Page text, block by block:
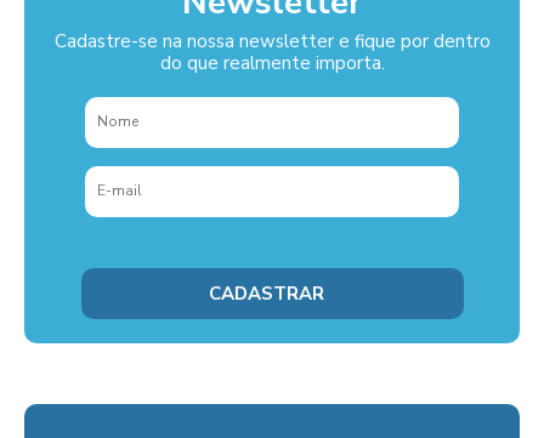
Cadastre-se na nossa newsletter e fique por dentro
do que realmente importa.